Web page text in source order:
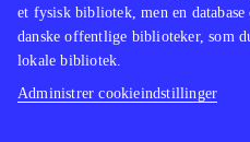
et fysisk bibliotek, men en
danske offentlige biblioteker, som
lokale bibliotek.
Administrer cookieindstillinger